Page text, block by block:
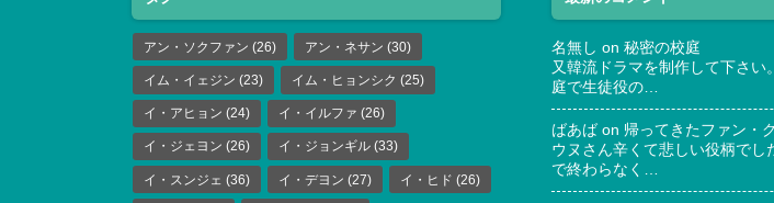
アン・ソクファン (26) アン・ネサン (30)
イム・イェジン (23) イム・ヒョンシク (25)
イ・アヒョン (24) イ・イルファ (26)
イ・ジェヨン (26) イ・ジョンギル (33)
イ・スンジェ (36) イ・デヨン (27) イ・ヒド (26)
名無し on 秘密の校庭
又韓流ドラマを制作して下さい
庭で生徒役の…
ばあば on 帰ってきたファン・
ウヌさん辛くて悲しい役柄でし
で終わらなく…